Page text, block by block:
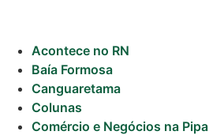
Acontece no RN
Baía Formosa
Canguaretama
Colunas
Comércio e Negócios na Pipa